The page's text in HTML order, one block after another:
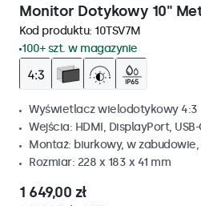
Monitor Dotykowy 10"
Kod produktu: 10TSV7M
100+ szt. w magazynie
Wyświetlacz wielodotykowy 4:3
Wejścia: HDMI, DisplayPort, USB-
Montaż: biurkowy, w
Rozmiar: 228 x 183 x 41 mm
1 649,00 zł